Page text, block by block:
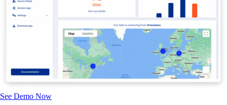
See Demo Now